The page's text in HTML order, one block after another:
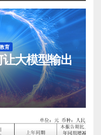
育
大模型输出